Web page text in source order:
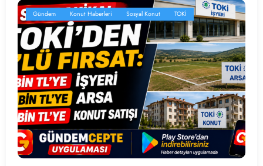
Gündem Konut Haberleri Sosyal Konut TOKİ